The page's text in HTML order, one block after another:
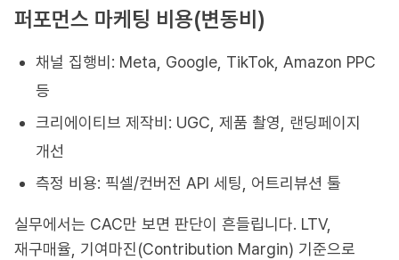
퍼포먼스 마케팅 비용(변동비)
채널 집행비: Meta, Google, TikTok, Amazon PPC
등
크리에이티브 제작비: UGC, 제품 촬영, 랜딩페이지
개선
측정 비용: 픽셀/컨버전 API 세팅, 어트리뷰션 툴
실무에서는 CAC만 보면 판단이 흔들립니다. LTV,
재구매율, 기여마진(Contribution Margin) 기준으로